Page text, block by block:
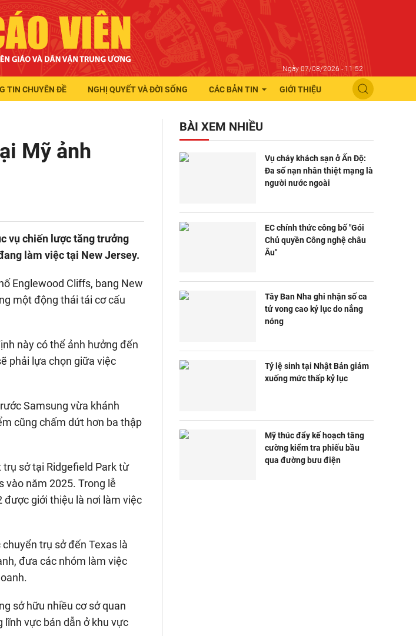
Ngày 07/08/2026 - 11:52
TIN CHUYÊN ĐỀ NGHỊ QUYẾT VÀ ĐỜI SỐNG CÁC BẢN TIN GIỚI THIỆU
Mỹ ảnh
vụ chiến lược tăng trưởng
làm việc tại New Jersey.
Englewood Cliffs, bang New
một động thái tái cơ cấu
này có thể ảnh hưởng đến
phải lựa chọn giữa việc
Samsung vừa khánh
cũng chấm dứt hơn ba thập
sở tại Ridgefield Park từ
vào năm 2025. Trong lễ
được giới thiệu là nơi làm việc
trụ sở đến Texas là
đưa các nhóm làm việc
sở hữu nhiều cơ sở quan
lĩnh vực bán dẫn ở khu vực
BÀI XEM NHIỀU
Vụ cháy khách sạn ở Ấn Độ:
Đa số nạn nhân thiệt mạng là
người nước ngoài
EC chính thức công bố "Gói
Chủ quyền Công nghệ châu
Âu"
Tây Ban Nha ghi nhận số ca
tử vong cao kỷ lục do nắng
nóng
Tỷ lệ sinh tại Nhật Bản giảm
xuống mức thấp kỷ lục
Mỹ thúc đẩy kế hoạch tăng
cường kiểm tra phiếu bầu
qua đường bưu điện